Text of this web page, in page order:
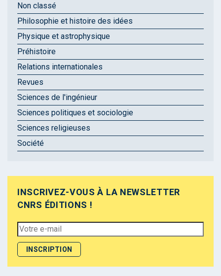
Non classé
Philosophie et histoire des idées
Physique et astrophysique
Préhistoire
Relations internationales
Revues
Sciences de l'ingénieur
Sciences politiques et sociologie
Sciences religieuses
Société
INSCRIVEZ-VOUS À LA NEWSLETTER
CNRS ÉDITIONS !